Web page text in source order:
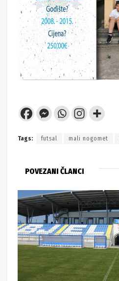
Tags: futsal mali nogomet
POVEZANI ČLANCI